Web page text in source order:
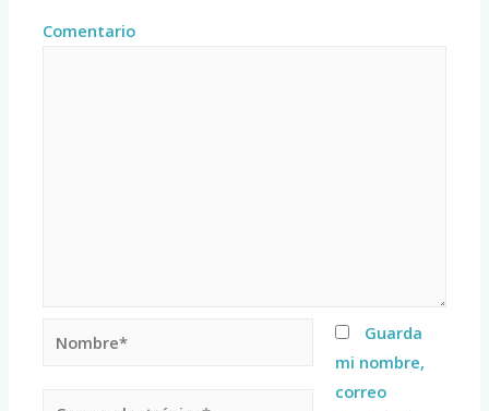
Comentario
Guarda
mi nombre,
correo